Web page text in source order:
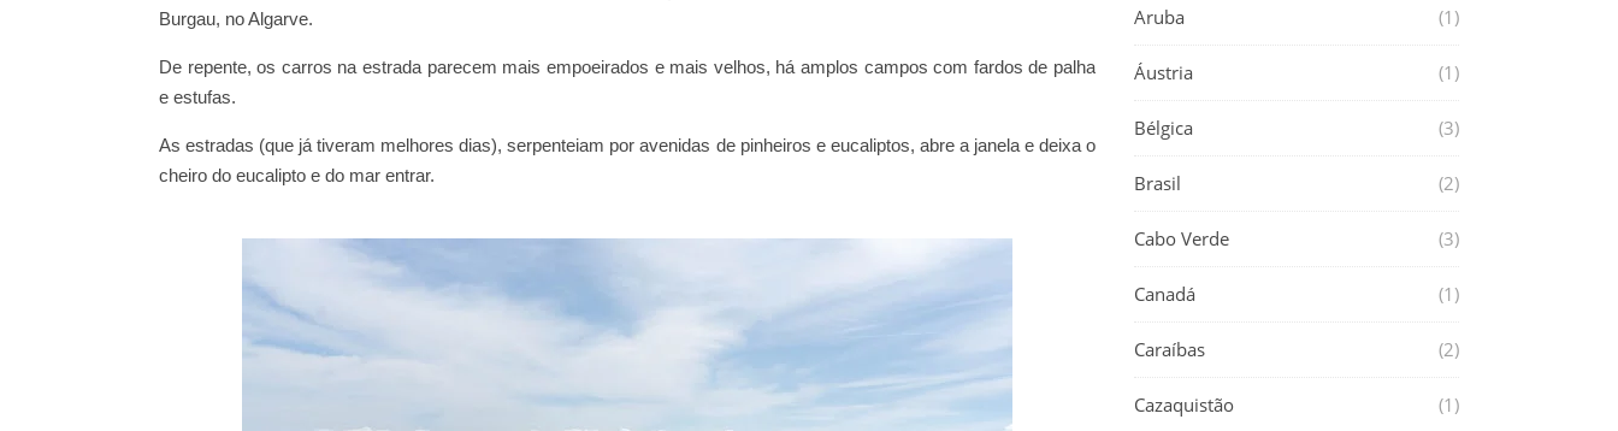
Burgau, no Algarve.
De repente, os carros na estrada parecem mais empoeirados e mais velhos, há amplos campos com fardos de palha
e estufas.
As estradas (que já tiveram melhores dias), serpenteiam por avenidas de pinheiros e eucaliptos, abre a janela e deixa o
cheiro do eucalipto e do mar entrar.
Aruba (1)
Áustria (1)
Bélgica (3)
Brasil (2)
Cabo Verde (3)
Canadá (1)
Caraíbas (2)
Cazaquistão (1)